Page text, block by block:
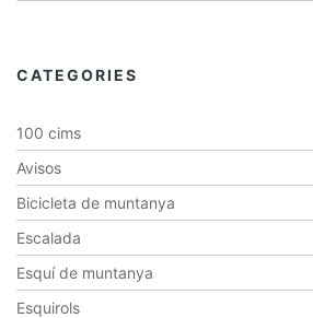
CATEGORIES
100 cims
Avisos
Bicicleta de muntanya
Escalada
Esquí de muntanya
Esquirols